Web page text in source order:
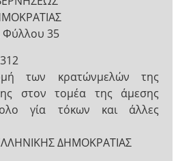
35
των κρατών­μελών της
στον τομέα της άμεσης
γία τόκων και άλλες
ΔΗΜΟΚΡΑΤΙΑΣ